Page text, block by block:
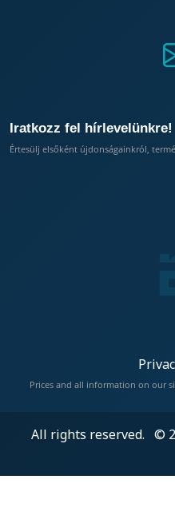
Iratkozz fel hírlevelünkre!
Értesülj elsőként újdonságainkról,
Prices and all information on our
All rights reserved. ©